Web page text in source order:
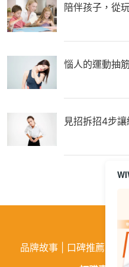
陪伴孩子，從
惱人的運動抽
見招拆招4步讓
品牌故事 口碑推薦